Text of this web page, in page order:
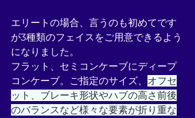
エリートの場合、言うのも初めてです
が3種類のフェイスをご用意できるよう
になりました。
フラット、セミコンケーブにディープ
コンケーブ。ご指定のサイズ、 オフセ
ット、ブレーキ形状やハブの高さ前後
のバランスなど様々な要素が折り重な